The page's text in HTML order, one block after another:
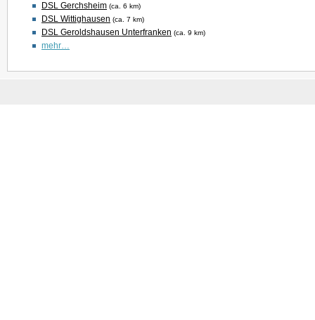
DSL Gerchsheim (ca. 6 km)
DSL Wittighausen (ca. 7 km)
DSL Geroldshausen Unterfranken (ca. 9 km)
mehr…